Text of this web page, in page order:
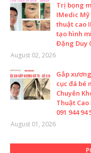
Trị bọng
IMedic Mỹ
thuật cao
tạo hình
Đặng Duy
August 02, 2026
Gắp
cục đá bé
Chuyên
Thuật Cao
091 944 94
August 01, 2026